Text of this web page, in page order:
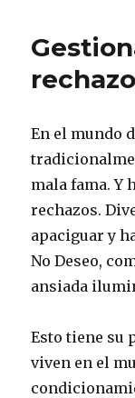
En el mundo
mala fama. Y
rechazos.
apaciguar y
No Deseo,
ansiada
Esto tiene su
viven en el